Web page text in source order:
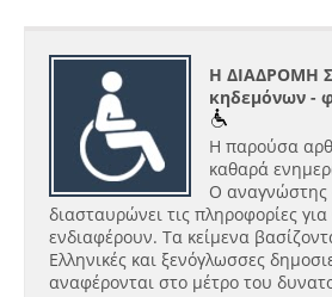
Η ΔΙΑΔΡΟΜΗ
κηδεμόνων -
Η παρούσα
καθαρά
Ο αναγνώστης
διασταυρώνει τις πληροφορίες
ενδιαφέρουν. Τα κείμενα
Ελληνικές και ξενόγλωσσες
αναφέρονται στο μέτρο του